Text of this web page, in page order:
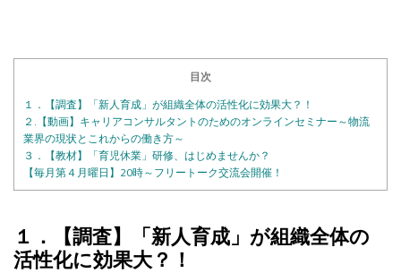
目次
１．【調査】「新人育成」が組織全体の活性化に効果大？！
２.【動画】キャリアコンサルタントのためのオンラインセミナー～物流
業界の現状とこれからの働き方～
３．【教材】「育児休業」研修、はじめませんか？
【毎月第４月曜日】20時～フリートーク交流会開催！
１．【調査】「新人育成」が組織全体の
活性化に効果大？！